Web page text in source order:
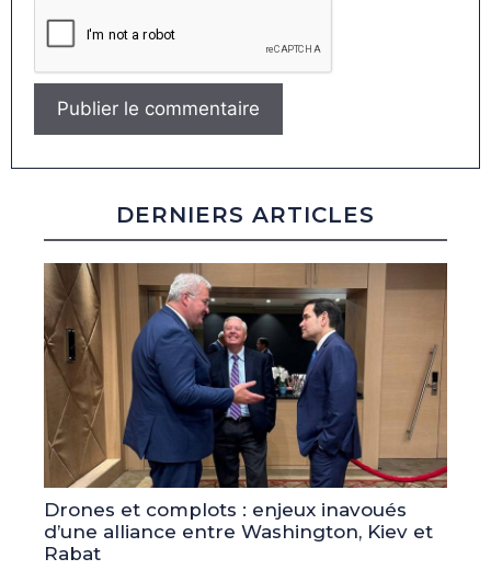
DERNIERS ARTICLES
Drones et complots : enjeux inavoués
d’une alliance entre Washington, Kiev et
Rabat